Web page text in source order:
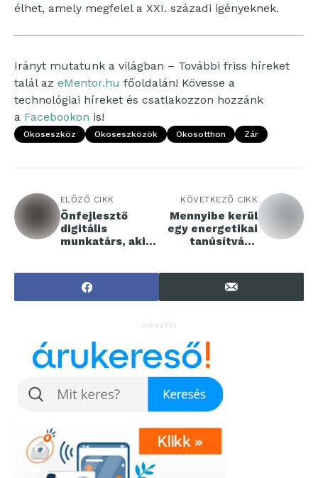
élhet, amely megfelel a XXI. századi igényeknek.
Irányt mutatunk a világban – További friss híreket
talál az eMentor.hu főoldalán! Kövesse a
technológiai híreket és csatlakozzon hozzánk
a Facebookon is!
Okoseszköz Okoseszközök Okosotthon Zár
ELŐZŐ CIKK
Önfejlesztő
digitális
munkatárs, aki
szintet lépett az
KÖVETKEZŐ CIKK
Mennyibe kerül
egy energetikai
tanúsítvány
HIRDETÉS